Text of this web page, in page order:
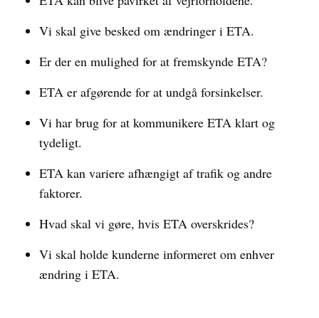
Vi skal give besked om ændringer i ETA.
Er der en mulighed for at fremskynde ETA?
ETA er afgørende for at undgå forsinkelser.
Vi har brug for at kommunikere ETA klart og
tydeligt.
ETA kan variere afhængigt af trafik og andre
faktorer.
Hvad skal vi gøre, hvis ETA overskrides?
Vi skal holde kunderne informeret om enhver
ændring i ETA.